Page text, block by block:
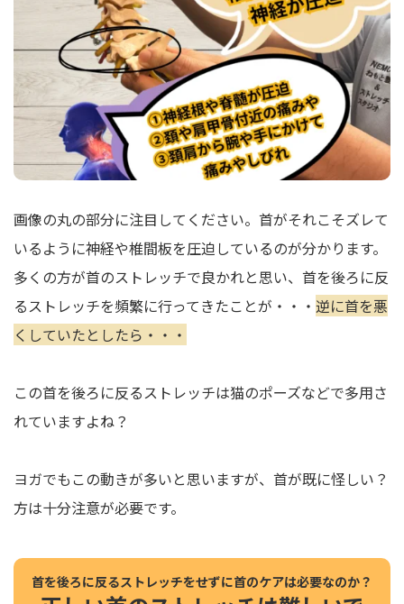
画像の丸の部分に注目してください。首がそれこそズレて
いるように神経や椎間板を圧迫しているのが分かります。
多くの方が首のストレッチで良かれと思い、首を後ろに反
るストレッチを頻繁に行ってきたことが・・・ 逆に首を悪
くしていたとしたら・・・
この首を後ろに反るストレッチは猫のポーズなどで多用さ
れていますよね？
ヨガでもこの動きが多いと思いますが、首が既に怪しい？
方は十分注意が必要です。
首を後ろに反るストレッチをせずに首のケアは必要なのか？